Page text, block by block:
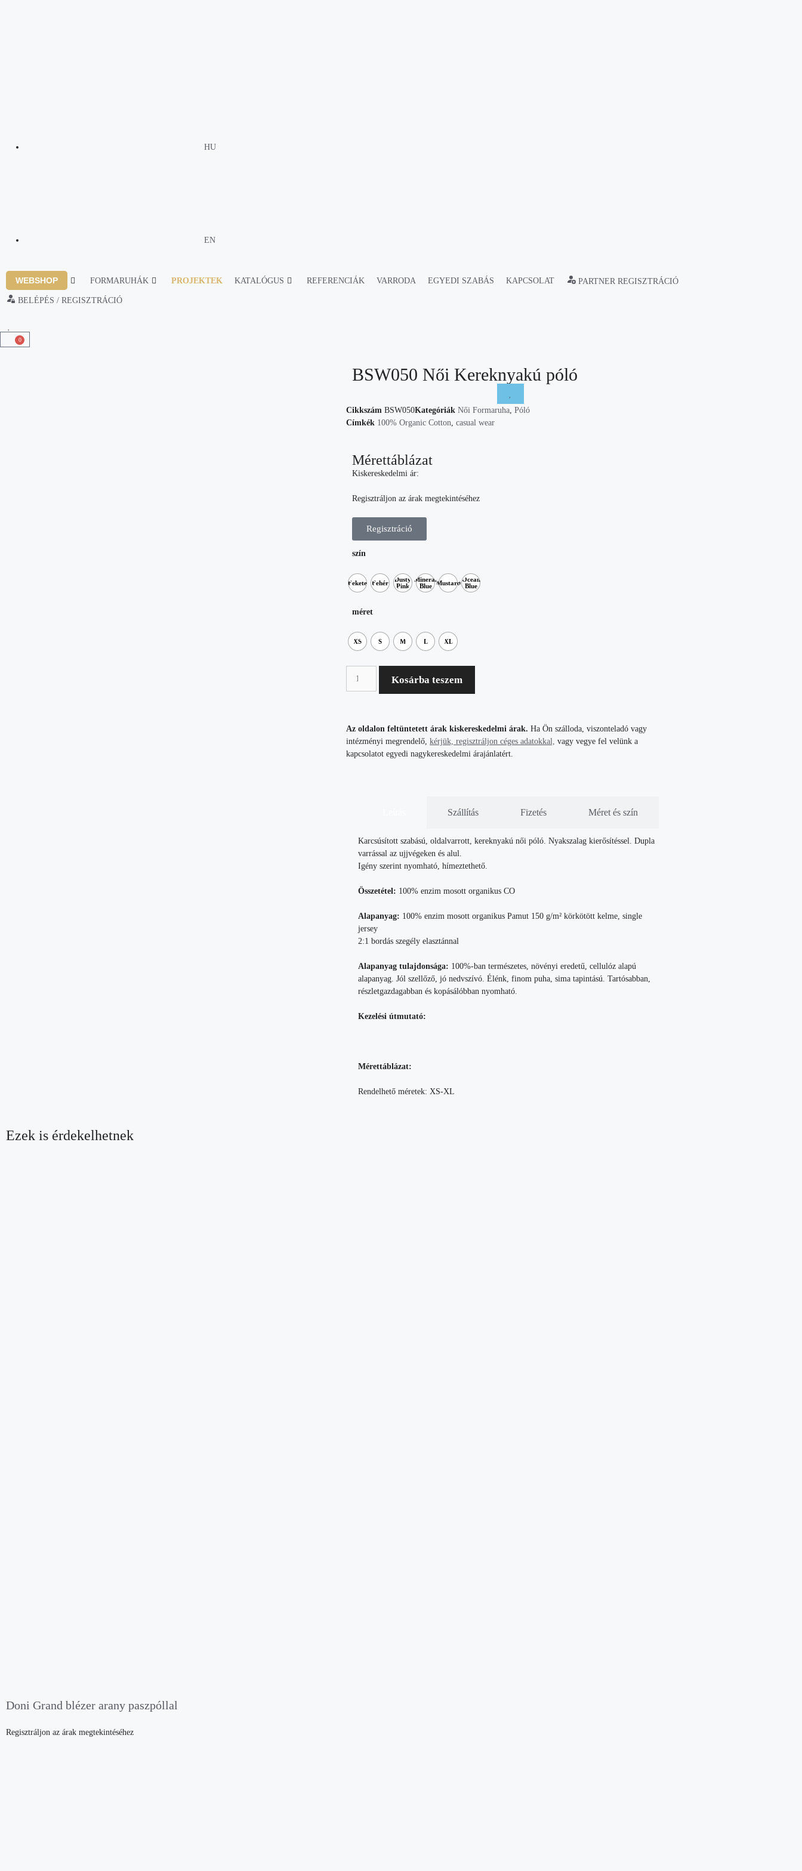
HU
EN
WEBSHOP FORMARUHÁK PROJEKTEK KATALÓGUS REFERENCIÁK VARRODA EGYEDI SZABÁS KAPCSOLAT PARTNER REGISZTRÁCIÓ
BELÉPÉS / REGISZTRÁCIÓ
0
BSW050 Női Kereknyakú póló
Cikkszám BSW050Kategóriák Női Formaruha, Póló
Címkék 100% Organic Cotton, casual wear
Mérettáblázat
Kiskereskedelmi ár:
Regisztráljon az árak megtekintéséhez
Regisztráció
szín
Fekete Fehér
Dusty
Pink
Mineral
Blue MustardOcean
Blue
méret
XS S M L XL
Kosárba teszem
Az oldalon feltüntetett árak kiskereskedelmi árak. Ha Ön szálloda, viszonteladó vagy
intézményi megrendelő, kérjük, regisztráljon céges adatokkal, vagy vegye fel velünk a
kapcsolatot egyedi nagykereskedelmi árajánlatért.
Szállítás Fizetés Méret és szín
Karcsúsított szabású, oldalvarrott, kereknyakú női póló. Nyakszalag kierősítéssel. Dupla
varrással az ujjvégeken és alul.
Igény szerint nyomható, hímeztethető.
Összetétel: 100% enzim mosott organikus CO
Alapanyag: 100% enzim mosott organikus Pamut 150 g/m² körkötött kelme, single
jersey
2:1 bordás szegély elasztánnal
Alapanyag tulajdonsága: 100%-ban természetes, növényi eredetű, cellulóz alapú
alapanyag. Jól szellőző, jó nedvszívó. Élénk, finom puha, sima tapintású. Tartósabban,
részletgazdagabban és kopásálóbban nyomható.
Kezelési útmutató:
Mérettáblázat:
Rendelhető méretek: XS-XL
Ezek is érdekelhetnek
Doni Grand blézer arany paszpóllal
Regisztráljon az árak megtekintéséhez